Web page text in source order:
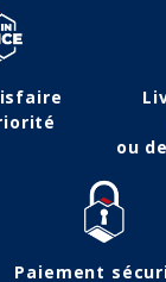
ou
Paiement